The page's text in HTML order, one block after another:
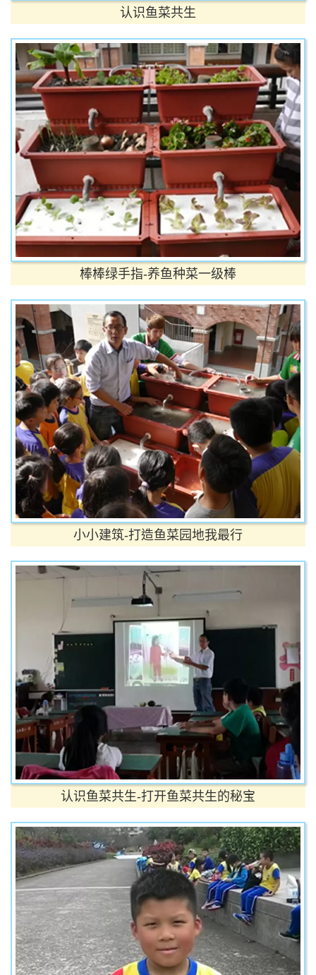
认识鱼菜共生
棒棒绿手指-养鱼种菜一级棒
小小建筑-打造鱼菜园地我最行
认识鱼菜共生-打开鱼菜共生的秘宝